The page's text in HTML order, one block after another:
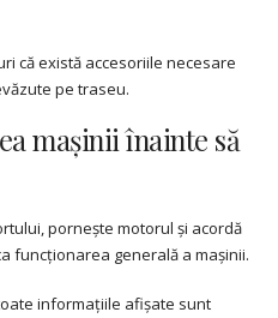
că există accesoriile necesare
pe traseu.
mașinii înainte să
pornește motorul și acordă
funcționarea generală a mașinii.
informațiile afișate sunt